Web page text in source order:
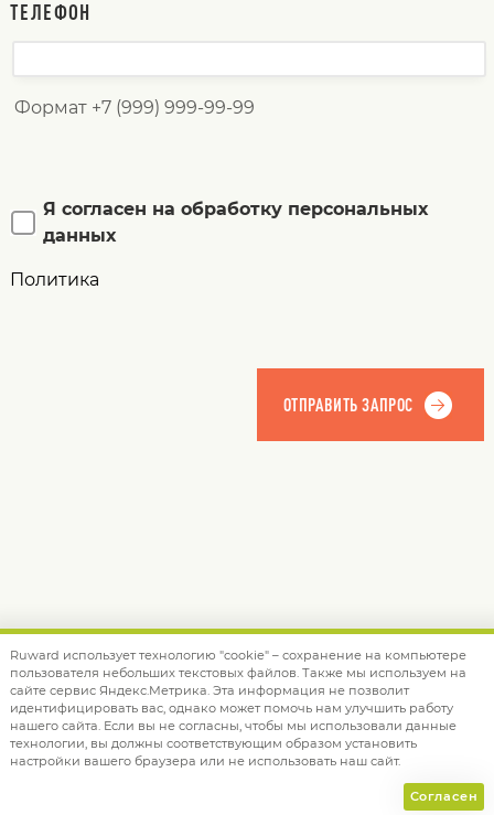
ТЕЛЕФОН
Формат +7 (999) 999-99-99
Я согласен на обработку персональных
данных
Политика
© 2012 — 2026 Ruwardinfo@ruward.ru
Политика обработки персональных данных
Дизайн –Red Collar
Ruward использует технологию "cookie" – сохранение на компьютере
пользователя небольших текстовых файлов. Также мы используем на
сайте сервис Яндекс.Метрика. Эта информация не позволит
идентифицировать вас, однако может помочь нам улучшить работу
нашего сайта. Если вы не согласны, чтобы мы использовали данные
технологии, вы должны соответствующим образом установить
настройки вашего браузера или не использовать наш сайт.
Согласен